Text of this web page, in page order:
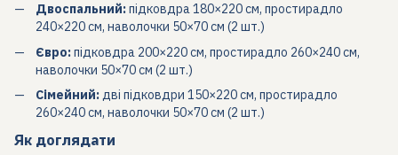
Двоспальний:підковдра 180×220 см, простирадло
240×220 см, наволочки 50×70 см (2 шт.)
Євро:підковдра 200×220 см, простирадло 260×240 см,
наволочки 50×70 см (2 шт.)
Сімейний:дві підковдри 150×220 см, простирадло
260×240 см, наволочки 50×70 см (2 шт.)
Як доглядати